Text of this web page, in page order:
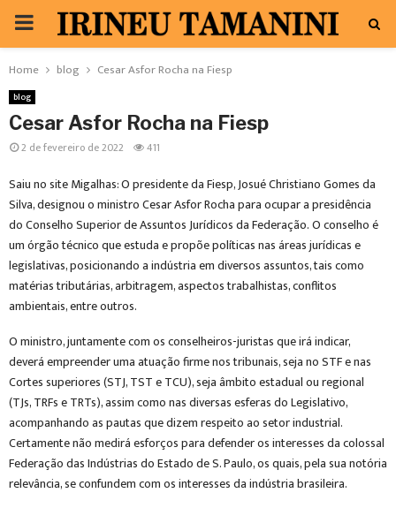
PRIMARY
MENU
Home blog Cesar Asfor Rocha na Fiesp
blog
Cesar Asfor Rocha na Fiesp
2 de fevereiro de 2022 411
Saiu no site Migalhas: O presidente da Fiesp, Josué Christiano Gomes da
Silva, designou o ministro Cesar Asfor Rocha para ocupar a presidência
do Conselho Superior de Assuntos Jurídicos da Federação. O conselho é
um órgão técnico que estuda e propõe políticas nas áreas jurídicas e
legislativas, posicionando a indústria em diversos assuntos, tais como
matérias tributárias, arbitragem, aspectos trabalhistas, conflitos
ambientais, entre outros.
O ministro, juntamente com os conselheiros-juristas que irá indicar,
deverá empreender uma atuação firme nos tribunais, seja no STF e nas
Cortes superiores (STJ, TST e TCU), seja âmbito estadual ou regional
(TJs, TRFs e TRTs), assim como nas diversas esferas do Legislativo,
acompanhando as pautas que dizem respeito ao setor industrial.
Certamente não medirá esforços para defender os interesses da colossal
Federação das Indústrias do Estado de S. Paulo, os quais, pela sua notória
relevância, se confundem com os interesses da indústria brasileira.